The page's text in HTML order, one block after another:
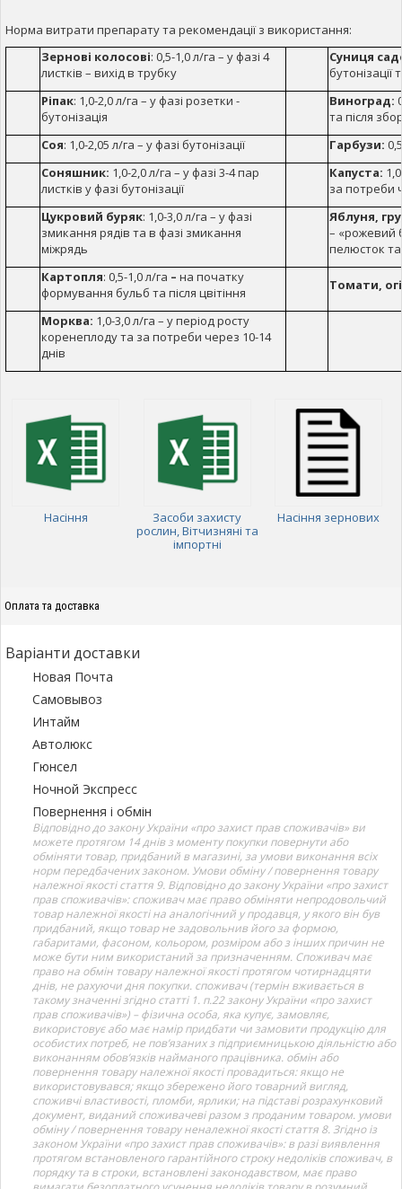
Норма витрати препарату та рекомендації з використання:
Зернові колосові: 0,5-1,0 л/га – у фазі 4
листків – вихід в трубку
Суниця
Ріпак: 1,0-2,0 л/га – у фазі розетки -
бутонізація
Виноград:
та після
Соя: 1,0-2,05 л/га – у фазі бутонізації Гарбузи:
Соняшник: 1,0-2,0 л/га – у фазі 3-4 пар
листків у фазі бутонізації
Капуста:
за потреби
Цукровий буряк: 1,0-3,0 л/га – у фазі
змикання рядів та в фазі змикання
міжрядь
Яблуня,
– «рожевий
пелюсток
Картопля: 0,5-1,0 л/га – на початку
формування бульб та після цвітіння
Томати,
Морква: 1,0-3,0 л/га – у період росту
коренеплоду та за потреби через 10-14
днів
Насіння
Засоби захисту
рослин, Вітчизняні та
імпортні
Насіння зернових
Оплата та доставка
Варіанти доставки
Новая Почта
Самовывоз
Интайм
Автолюкс
Гюнсел
Ночной Экспресс
Повернення і обмін
Відповідно до закону України «про захист прав споживачів» ви
можете протягом 14 днів з моменту покупки повернути або
обміняти товар, придбаний в магазині, за умови виконання всіх
норм передбачених законом. Умови обміну / повернення товару
належної якості стаття 9. Відповідно до закону України «про захист
прав споживачів»: споживач має право обміняти непродовольчий
товар належної якості на аналогічний у продавця, у якого він був
придбаний, якщо товар не задовольнив його за формою,
габаритами, фасоном, кольором, розміром або з інших причин не
може бути ним використаний за призначенням. Споживач має
право на обмін товару належної якості протягом чотирнадцяти
днів, не рахуючи дня покупки. споживач (термін вживається в
такому значенні згідно статті 1. п.22 закону України «про захист
прав споживачів») – фізична особа, яка купує, замовляє,
використовує або має намір придбати чи замовити продукцію для
особистих потреб, не пов’язаних з підприємницькою діяльністю або
виконанням обов’язків найманого працівника. обмін або
повернення товару належної якості провадиться: якщо не
використовувався; якщо збережено його товарний вигляд,
споживчі властивості, пломби, ярлики; на підставі розрахунковий
документ, виданий споживачеві разом з проданим товаром. умови
обміну / повернення товару неналежної якості стаття 8. Згідно із
законом України «про захист прав споживачів»: в разі виявлення
протягом встановленого гарантійного строку недоліків споживач, в
порядку та в строки, встановлені законодавством, має право